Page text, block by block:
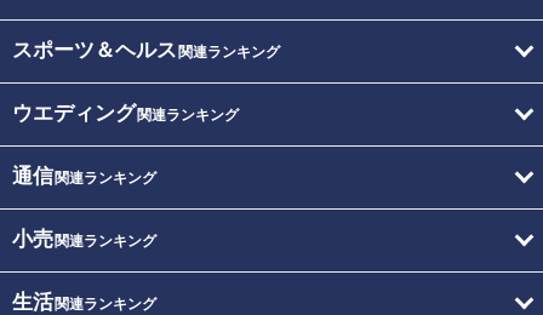
スポーツ＆ヘルス 関連ランキング
ウエディング関連ランキング
通信関連ランキング
小売関連ランキング
生活関連ランキング